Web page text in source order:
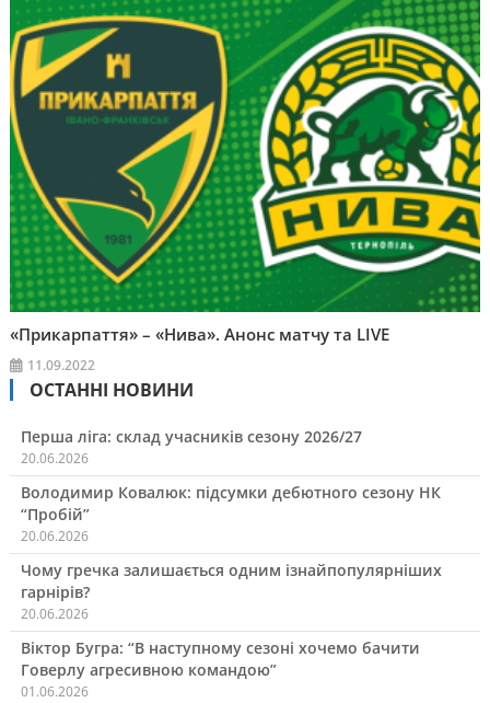
«Прикарпаття» – «Нива». Анонс матчу та LIVE
11.09.2022
ОСТАННІ НОВИНИ
Перша ліга: склад учасників сезону 2026/27
20.06.2026
Володимир Ковалюк: підсумки дебютного сезону НК
“Пробій”
20.06.2026
Чому гречка залишається одним ізнайпопулярніших
гарнірів?
20.06.2026
Віктор Бугра: “В наступному сезоні хочемо бачити
Говерлу агресивною командою”
01.06.2026